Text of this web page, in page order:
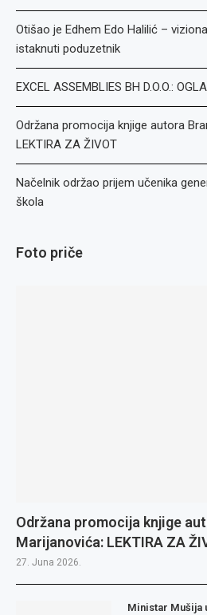
Otišao je Edhem Edo Halilić –
istaknuti poduzetnik
EXCEL ASSEMBLIES BH D.O.O.:
Održana promocija knjige autora
LEKTIRA ZA ŽIVOT
Načelnik održao prijem učenika
škola
Foto priče
Održana promocija knjige
Marijanovića: LEKTIRA ZA
27. Juna 2026.
Ministar Mušija